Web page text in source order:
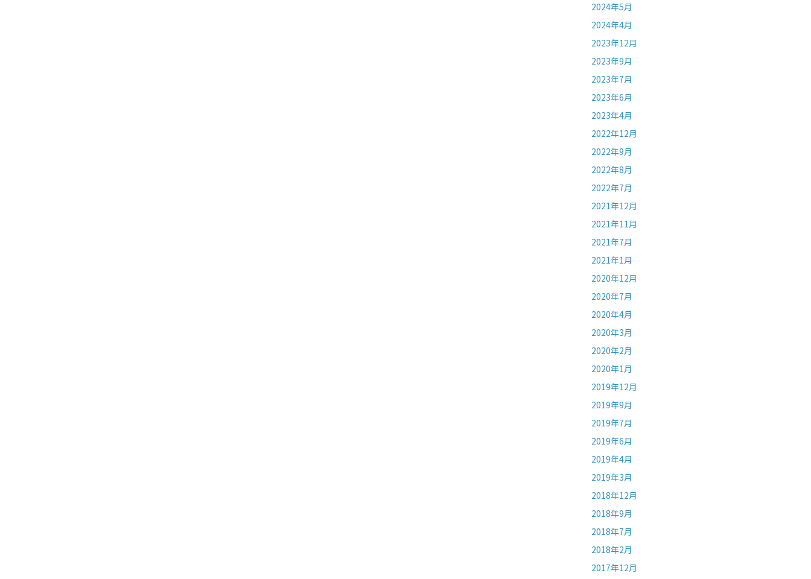
2024年5月
2024年4月
2023年12月
2023年9月
2023年7月
2023年6月
2023年4月
2022年12月
2022年9月
2022年8月
2022年7月
2021年12月
2021年11月
2021年7月
2021年1月
2020年12月
2020年7月
2020年4月
2020年3月
2020年2月
2020年1月
2019年12月
2019年9月
2019年7月
2019年6月
2019年4月
2019年3月
2018年12月
2018年9月
2018年7月
2018年2月
2017年12月